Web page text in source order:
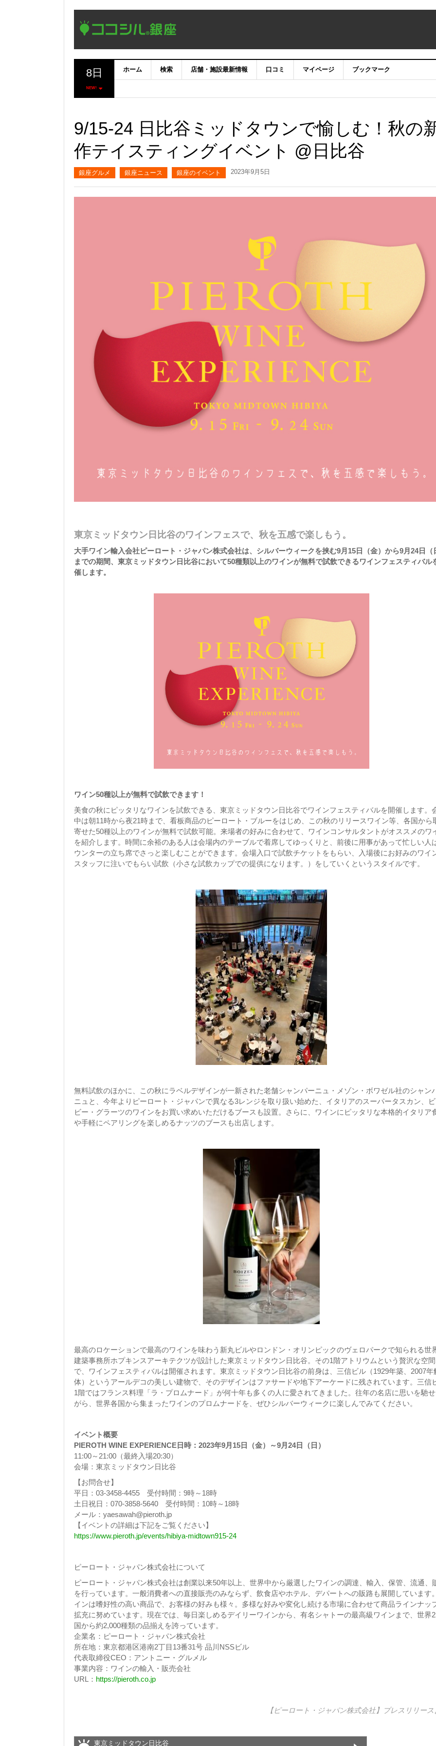
8日
NEW!
ホーム 検索 店舗・施設最新情報 口コミ マイページ ブックマーク
9/15-24 日比谷ミッドタウンで愉しむ！秋の
作テイスティングイベント @日比谷
銀座グルメ 銀座ニュース 銀座のイベント 2023年9月5日
東京ミッドタウン日比谷のワインフェスで、秋を五感で楽しもう。
大手ワイン輸入会社ピーロート・ジャパン株式会社は、シルバーウィークを挟む9月15日（金）から9月24日（
までの期間、東京ミッドタウン日比谷において50種類以上のワインが無料で試飲できるワインフェスティバル
催します。
ワイン50種以上が無料で試飲できます！
美食の秋にピッタリなワインを試飲できる、東京ミッドタウン日比谷でワインフェスティバルを開催します。
中は朝11時から夜21時まで、看板商品のピーロート・ブルーをはじめ、この秋のリリースワイン等、各国から
寄せた50種以上のワインが無料で試飲可能。来場者の好みに合わせて、ワインコンサルタントがオススメのワ
を紹介します。時間に余裕のある人は会場内のテーブルで着席してゆっくりと、前後に用事があって忙しい人
ウンターの立ち席でさっと楽しむことができます。会場入口で試飲チケットをもらい、入場後にお好みのワイ
スタッフに注いでもらい試飲（小さな試飲カップでの提供になります。）をしていくというスタイルです。
無料試飲のほかに、この秋にラベルデザインが一新された老舗シャンパーニュ・メゾン・ボワゼル社のシャン
ニュと、今年よりピーロート・ジャパンで異なる3レンジを取り扱い始めた、イタリアのスーパータスカン、
ビー・グラーツのワインをお買い求めいただけるブースも設置。さらに、ワインにピッタリな本格的イタリア
や手軽にペアリングを楽しめるナッツのブースも出店します。
最高のロケーションで最高のワインを味わう新丸ビルやロンドン・オリンピックのヴェロパークで知られる世
建築事務所ホプキンスアーキテクツが設計した東京ミッドタウン日比谷。その1階アトリウムという贅沢な空間
で、ワインフェスティバルは開催されます。東京ミッドタウン日比谷の前身は、三信ビル（1929年築、2007年
体）というアールデコの美しい建物で、そのデザインはファサードや地下アーケードに残されています。三信
1階ではフランス料理「ラ・プロムナード」が何十年も多くの人に愛されてきました。往年の名店に思いを馳
がら、世界各国から集まったワインのプロムナードを、ぜひシルバーウィークに楽しんでみてください。
イベント概要
PIEROTH WINE EXPERIENCE日時：2023年9月15日（金）～9月24日（日）
11:00～21:00（最終入場20:30）
会場：東京ミッドタウン日比谷
【お問合せ】
平日：03-3458-4455 受付時間：9時～18時
土日祝日：070-3858-5640 受付時間：10時～18時
メール：yaesawah@pieroth.jp
【イベントの詳細は下記をご覧ください】
https://www.pieroth.jp/events/hibiya-midtown915-24
ピーロート・ジャパン株式会社について
ピーロート・ジャパン株式会社は創業以来50年以上、世界中から厳選したワインの調達、輸入、保管、流通、
を行っています。一般消費者への直接販売のみならず、飲食店やホテル、デパートへの販路も展開しています
インは嗜好性の高い商品で、お客様の好みも様々。多様な好みや変化し続ける市場に合わせて商品ラインナッ
拡充に努めています。現在では、毎日楽しめるデイリーワインから、有名シャトーの最高級ワインまで、世界
国から約2,000種類の品揃えを誇っています。
企業名：ピーロート・ジャパン株式会社
所在地：東京都港区港南2丁目13番31号 品川NSSビル
代表取締役CEO：アントニー・グルメル
事業内容：ワインの輸入・販売会社
URL： https://pieroth.co.jp
【ピーロート・ジャパン株式会社】 プレスリリース
東京ミッドタウン日比谷